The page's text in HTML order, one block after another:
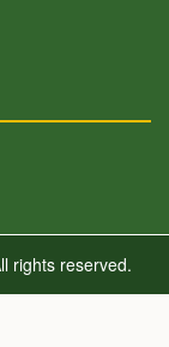
rights reserved.